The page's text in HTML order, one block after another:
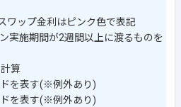
ワップ金利はピンク色で表記
実施期間が2週間以上に渡るものを
算
を表す(※例外あり)
を表す(※例外あり)